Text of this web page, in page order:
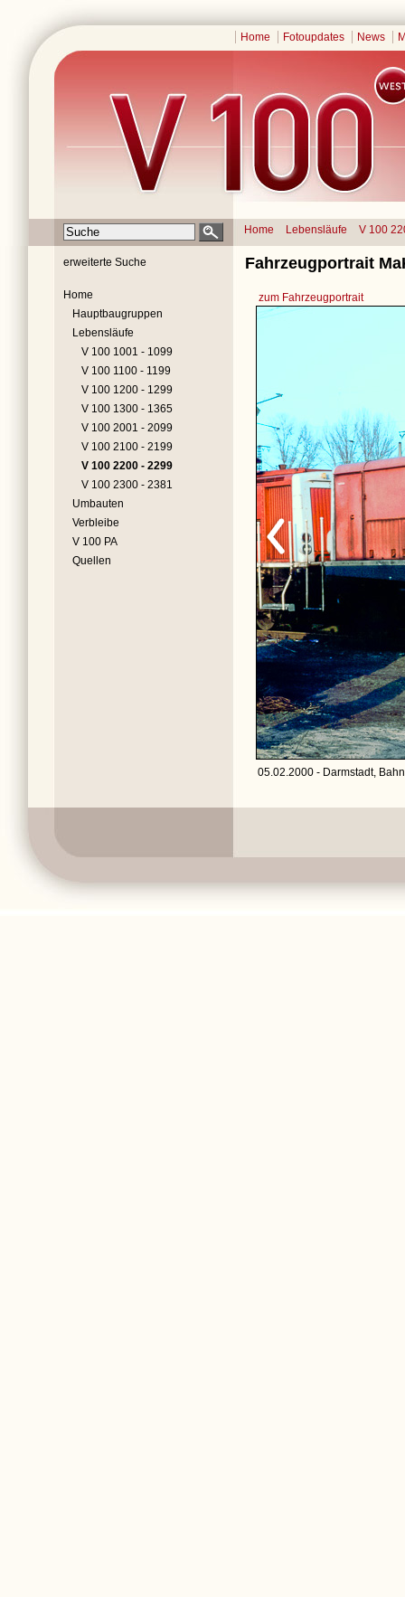
Home Fotoupdates News
Home Lebensläufe V 100
erweiterte Suche
Home
Hauptbaugruppen
Lebensläufe
V 100 1001 - 1099
V 100 1100 - 1199
V 100 1200 - 1299
V 100 1300 - 1365
V 100 2001 - 2099
V 100 2100 - 2199
V 100 2200 - 2299
V 100 2300 - 2381
Umbauten
Verbleibe
V 100 PA
Quellen
Fahrzeugportrait
zum Fahrzeugportrait
05.02.2000 - Darmstadt,